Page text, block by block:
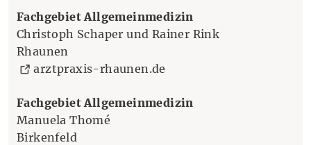
Fachgebiet Allgemeinmedizin
Christoph Schaper und Rainer Rink
Rhaunen
arztpraxis-rhaunen.de
Fachgebiet Allgemeinmedizin
Manuela Thomé
Birkenfeld